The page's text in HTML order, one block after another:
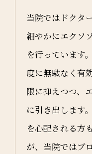
当院ではドクタ
細やかにエクソ
を行っています
度に無駄なく有
限に抑えつつ、
に引き出します
を心配される方
が、当院ではブ